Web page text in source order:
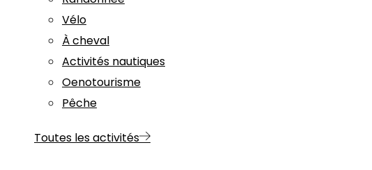
Vélo
À cheval
Activités nautiques
Oenotourisme
Pêche
Toutes les activités